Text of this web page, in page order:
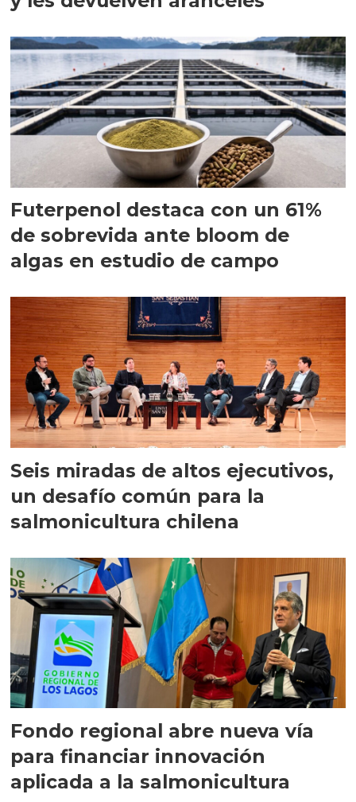
Futerpenol destaca con un 61%
de sobrevida ante bloom de
algas en estudio de campo
Seis miradas de altos ejecutivos,
un desafío común para la
salmonicultura chilena
Fondo regional abre nueva vía
para financiar innovación
aplicada a la salmonicultura